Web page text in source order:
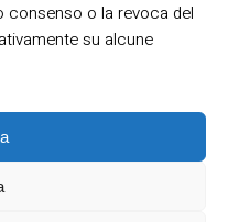
o la revoca del
su alcune